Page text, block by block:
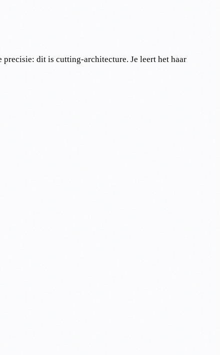
precisie: dit is cutting-architecture. Je leert het haar